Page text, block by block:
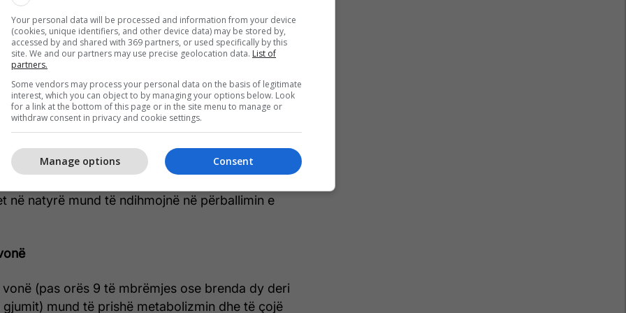
tuaj imunitar dhe ndihmon në rregullimin e
tuaj.
stresin
të stresit janë normale, por stresi kronik
në sistemin tuaj imunitar. Stresi mund të
nuk kontrollohet, studimet tregojnë se mund
sëmundje.
zakonet e shëndetshme si meditimi, shënimi i
në natyrë mund të ndihmojnë në përballimin e
(pas orës 9 të mbrëmjes ose brenda dy deri
mund të prishë metabolizmin dhe të çojë
Your personal data will be processed and information from your device
(cookies, unique identifiers, and other device data) may be stored by,
accessed by and shared with 369 partners, or used specifically by this
site. We and our partners may use precise geolocation data. List of
partners.
Some vendors may process your personal data on the basis of legitimate
interest, which you can object to by managing your options below. Look
for a link at the bottom of this page or in the site menu to manage or
withdraw consent in privacy and cookie settings.
Consent
Manage options